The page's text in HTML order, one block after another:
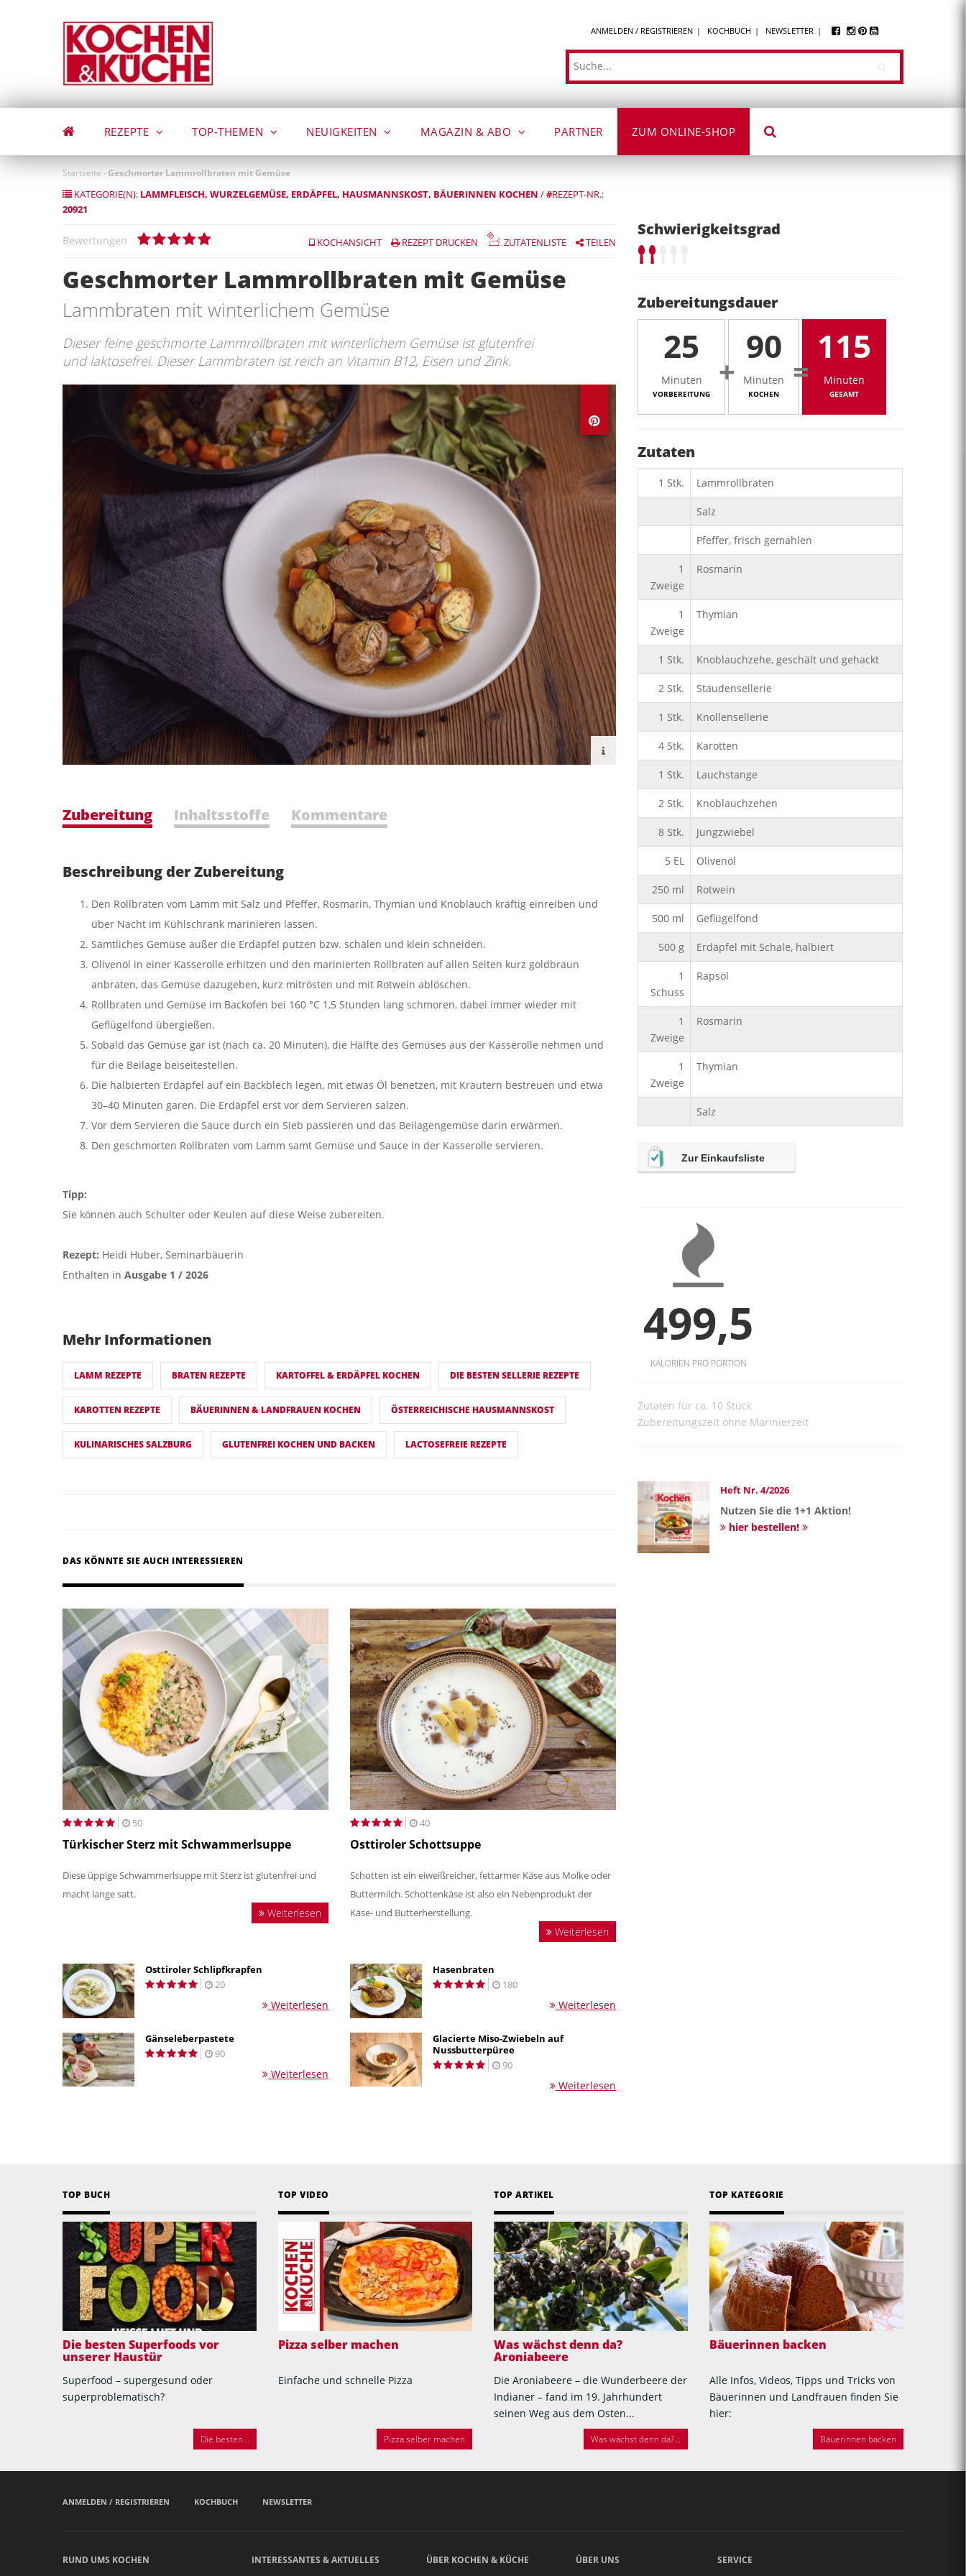
ANMELDEN / REGISTRIEREN KOCHBUCH NEWSLETTER
Suche
REZEPTE TOP-THEMEN NEUIGKEITEN MAGAZIN & ABO PARTNER ZUM ONLINE-SHOP
Startseite -Geschmorter Lammrollbraten mit Gemüse
KATEGORIE(N): LAMMFLEISCH WURZELGEMÜSE ERDÄPFEL HAUSMANNSKOST BÄUERINNEN KOCHEN /#REZEPT-NR.:
20921
Bewertungen KOCHANSICHT REZEPT DRUCKEN ZUTATENLISTE TEILEN
Geschmorter Lammrollbraten mit Gemüse
Lammbraten mit winterlichem Gemüse
Dieser feine geschmorte Lammrollbraten mit winterlichem Gemüse ist glutenfrei
und laktosefrei. Dieser Lammbraten ist reich an Vitamin B12, Eisen und Zink.
Zubereitung Inhaltsstoffe Kommentare
Beschreibung der Zubereitung
Den Rollbraten vom Lamm mit Salz und Pfeffer, Rosmarin, Thymian und Knoblauch kräftig einreiben und
über Nacht im Kühlschrank marinieren lassen.
Sämtliches Gemüse außer die Erdäpfel putzen bzw. schälen und klein schneiden.
Olivenöl in einer Kasserolle erhitzen und den marinierten Rollbraten auf allen Seiten kurz goldbraun
anbraten, das Gemüse dazugeben, kurz mitrösten und mit Rotwein ablöschen.
Rollbraten und Gemüse im Backofen bei 160 °C 1,5 Stunden lang schmoren, dabei immer wieder mit
Geflügelfond übergießen.
Sobald das Gemüse gar ist (nach ca. 20 Minuten), die Hälfte des Gemüses aus der Kasserolle nehmen und
für die Beilage beiseitestellen.
Die halbierten Erdäpfel auf ein Backblech legen, mit etwas Öl benetzen, mit Kräutern bestreuen und etwa
30–40 Minuten garen. Die Erdäpfel erst vor dem Servieren salzen.
Vor dem Servieren die Sauce durch ein Sieb passieren und das Beilagengemüse darin erwärmen.
Den geschmorten Rollbraten vom Lamm samt Gemüse und Sauce in der Kasserolle servieren.
Tipp:
Sie können auch Schulter oder Keulen auf diese Weise zubereiten.
Rezept: Heidi Huber, Seminarbäuerin
Enthalten in Ausgabe 1 / 2026
Mehr Informationen
LAMM REZEPTE BRATEN REZEPTE KARTOFFEL & ERDÄPFEL KOCHEN DIE BESTEN SELLERIE REZEPTE
KAROTTEN REZEPTE BÄUERINNEN & LANDFRAUEN KOCHEN ÖSTERREICHISCHE HAUSMANNSKOST
KULINARISCHES SALZBURG GLUTENFREI KOCHEN UND BACKEN LACTOSEFREIE REZEPTE
DAS KÖNNTE SIE AUCH INTERESSIEREN
50
Türkischer Sterz mit Schwammerlsuppe
Diese üppige Schwammerlsuppe mit Sterz ist glutenfrei und
macht lange satt.
Weiterlesen
40
Osttiroler Schottsuppe
Schotten ist ein eiweißreicher, fettarmer Käse aus Molke oder
Buttermilch. Schottenkäse ist also ein Nebenprodukt der
Käse- und Butterherstellung.
Weiterlesen
Osttiroler Schlipfkrapfen
20
Weiterlesen
Hasenbraten
180
Weiterlesen
Gänseleberpastete
90
Weiterlesen
Glacierte Miso-Zwiebeln auf
Nussbutterpüree
90
Weiterlesen
Schwierigkeitsgrad
Zubereitungsdauer
25
Minuten
VORBEREITUNG
+
90
Minuten
KOCHEN
=
115
Minuten
GESAMT
Zutaten
1 Stk. Lammrollbraten
Salz
Pfeffer, frisch gemahlen
1
Zweige
Rosmarin
1
Zweige
Thymian
1 Stk. Knoblauchzehe, geschält und gehackt
2 Stk. Staudensellerie
1 Stk. Knollensellerie
4 Stk. Karotten
1 Stk. Lauchstange
2 Stk. Knoblauchzehen
8 Stk. Jungzwiebel
5 EL Olivenöl
250 ml Rotwein
500 ml Geflügelfond
500 g Erdäpfel mit Schale, halbiert
1
Schuss
Rapsöl
1
Zweige
Rosmarin
1
Zweige
Thymian
Salz
Zur Einkaufsliste
499,5
KALORIEN PRO PORTION
Zutaten für ca. 10 Stück
Zubereitungszeit ohne Marinierzeit
Heft Nr. 4/2026
Nutzen Sie die 1+1 Aktion!
hier bestellen!
TOP BUCH
Die besten Superfoods vor
unserer Haustür
Superfood – supergesund oder
superproblematisch?
Die besten...
TOP VIDEO
Pizza selber machen
Einfache und schnelle Pizza
Pizza selber machen
TOP ARTIKEL
Was wächst denn da?
Aroniabeere
Die Aroniabeere – die Wunderbeere der
Indianer – fand im 19. Jahrhundert
seinen Weg aus dem Osten...
Was wächst denn da?...
TOP KATEGORIE
Bäuerinnen backen
Alle Infos, Videos, Tipps und Tricks von
Bäuerinnen und Landfrauen finden Sie
hier:
Bäuerinnen backen
ANMELDEN / REGISTRIEREN KOCHBUCH NEWSLETTER
RUND UMS KOCHEN INTERESSANTES & AKTUELLES ÜBER KOCHEN & KÜCHE ÜBER UNS SERVICE